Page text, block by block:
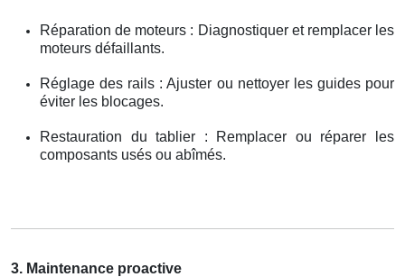
Réparation de moteurs : Diagnostiquer et remplacer les
moteurs défaillants.
Réglage des rails : Ajuster ou nettoyer les guides pour
éviter les blocages.
Restauration du tablier : Remplacer ou réparer les
composants usés ou abîmés.
3. Maintenance proactive